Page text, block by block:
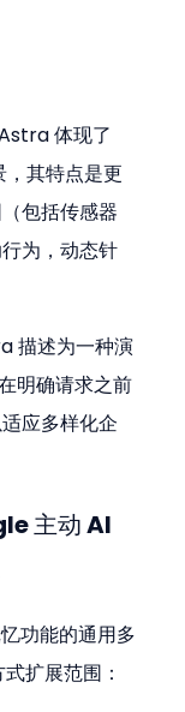
体现了
其特点是更
包括传感器
为，动态针
描述为一种演
明确请求之前
应多样化企
主动 AI
功能的通用多
扩展范围：